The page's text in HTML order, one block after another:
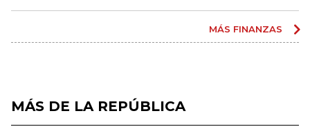
MÁS FINANZAS
MÁS DE LA REPÚBLICA